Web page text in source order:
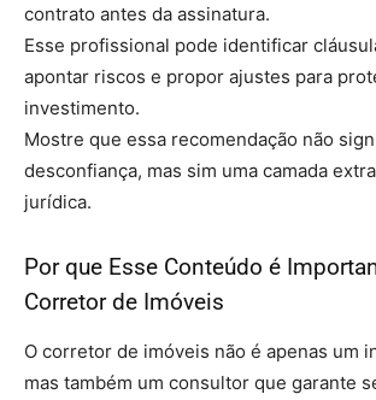
contrato antes da assinatura.
Esse profissional pode identificar
apontar riscos e propor ajustes para
investimento.
Mostre que essa recomendação não
desconfiança, mas sim uma camada
jurídica.
Por que Esse Conteúdo é
Corretor de Imóveis
O corretor de imóveis não é apenas um
mas também um consultor que garante